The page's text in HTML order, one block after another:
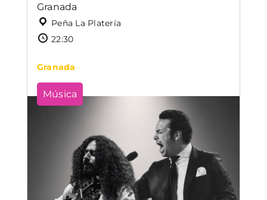
Granada
Peña La Platería
22:30
Granada
Música